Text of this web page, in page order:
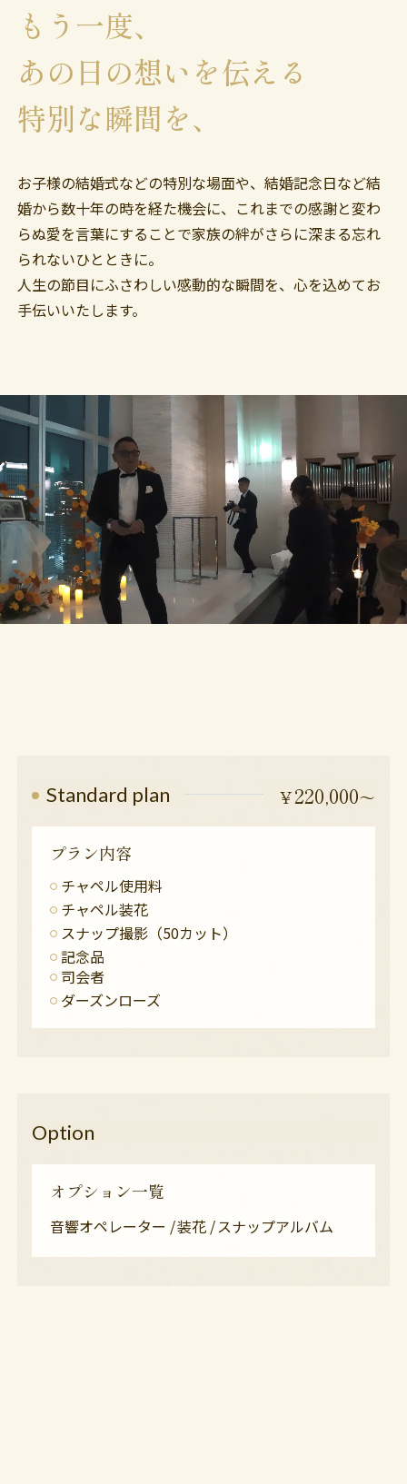
もう一度、
あの日の想いを伝える
特別な瞬間を、
お子様の結婚式などの特別な場面や、結婚記念日など結
婚から数十年の時を経た機会に、これまでの感謝と変わ
らぬ愛を言葉にすることで家族の絆がさらに深まる忘れ
られないひとときに。
人生の節目にふさわしい感動的な瞬間を、心を込めてお
手伝いいたします。
Standard plan ￥220,000〜
プラン内容
チャペル使用料
チャペル装花
スナップ撮影（50カット）
記念品
司会者
ダーズンローズ
Option
オプション一覧
音響オペレーター 装花 スナップアルバム